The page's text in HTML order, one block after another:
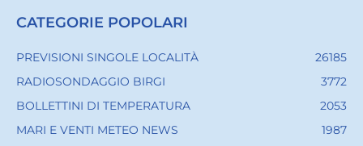
CATEGORIE POPOLARI
PREVISIONI SINGOLE LOCALITÀ
26185
RADIOSONDAGGIO BIRGI
3772
BOLLETTINI DI TEMPERATURA
2053
MARI E VENTI METEO NEWS
1987